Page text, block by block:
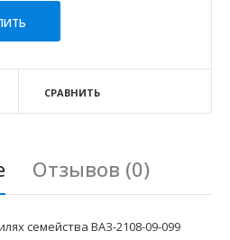
СРАВНИТЬ
Отзывов (0)
семейства ВАЗ-2108-09-099